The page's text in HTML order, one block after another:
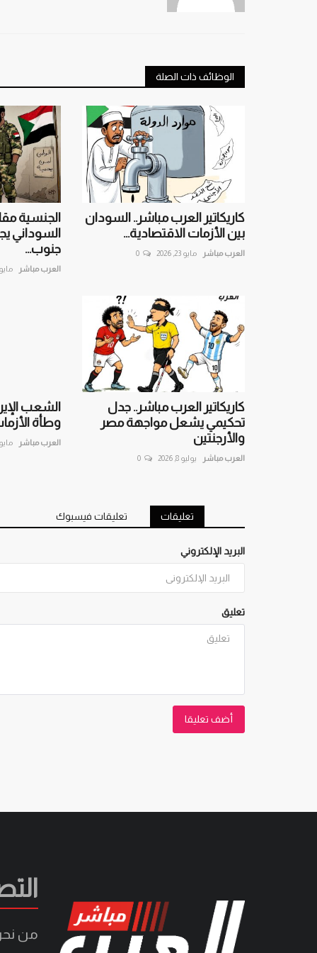
الوظائف ذات الصلة
كاريكاتير العرب مباشر.. السودان
بين الأزمات الاقتصادية...
العرب مباشر مايو 23, 2026 0
الجنسية
السوداني
جنوب...
العرب مباشر مايو 6, 2026
كاريكاتير العرب مباشر.. جدل
تحكيمي يشعل مواجهة مصر
والأرجنتين
العرب مباشر يوليو 8, 2026 0
الشعب
وطأة
العرب مباشر مايو 9, 2026
تعليقات تعليقات فيسبوك
البريد الإلكتروني
تعليق
أضف تعليقا
من